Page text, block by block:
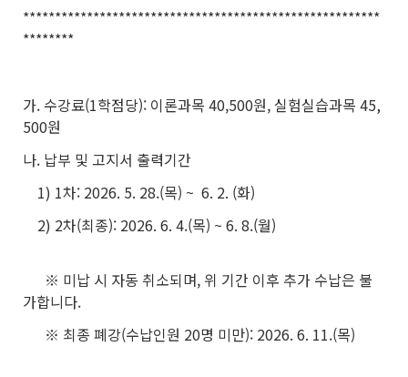
********************************************************
********
가. 수강료(1학점당): 이론과목 40,500원, 실험실습과목 45,
500원
나. 납부 및 고지서 출력기간
1) 1차: 2026. 5. 28.(목) ~ 6. 2. (화)
2) 2차(최종): 2026. 6. 4.(목) ~ 6. 8.(월)
※ 미납 시 자동 취소되며, 위 기간 이후 추가 수납은 불
가합니다.
※ 최종 폐강(수납인원 20명 미만): 2026. 6. 11.(목)